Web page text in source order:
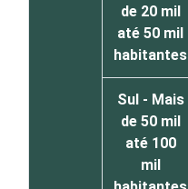
de 20 mil
até 50 mil
habitantes
Sul - Mais
de 50 mil
até 100
mil